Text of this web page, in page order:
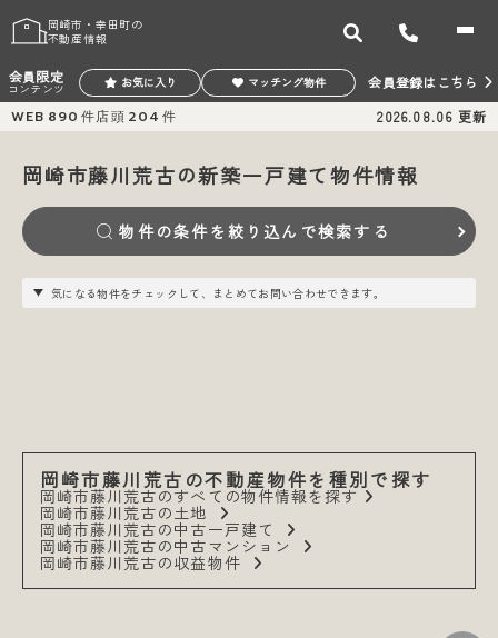
岡崎市・幸田町の
不動産情報
会員限定
コンテンツ お気に入り マッチング物件 会員登録はこちら
WEB 890 件店頭 204 件 2026.08.06 更新
岡崎市藤川荒古の新築一戸建て物件情報
物件の条件を絞り込んで検索する
気になる物件をチェックして、まとめてお問い合わせできます。
岡崎市藤川荒古の不動産物件を種別で探す
岡崎市藤川荒古のすべての物件情報を探す
岡崎市藤川荒古の土地
岡崎市藤川荒古の中古一戸建て
岡崎市藤川荒古の中古マンション
岡崎市藤川荒古の収益物件